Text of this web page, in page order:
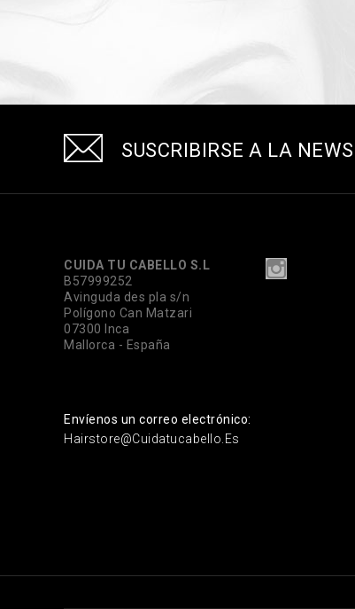
SUSCRIBIRSE A LA
CUIDA TU CABELLO S.L
B57999252
Avinguda des pla s/n
Polígono Can Matzari
07300 Inca
Mallorca - España
Envíenos un correo electrónico:
Hairstore@cuidatucabello.es